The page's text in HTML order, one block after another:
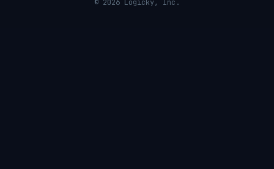
© 2026 Logicky, Inc.